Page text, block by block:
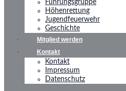
Führungsgruppe
Höhenrettung
Jugendfeuerwehr
Geschichte
Mitglied werden
Kontakt
Kontakt
Impressum
Datenschutz